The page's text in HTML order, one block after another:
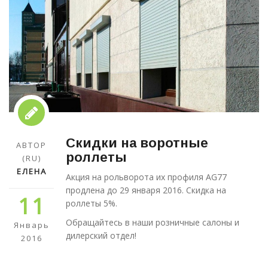
АВТОР
(RU)
ЕЛЕНА
11
Январь
2016
Скидки на воротные
роллеты
Акция на рольворота их профиля AG77
продлена до 29 января 2016. Скидка на
роллеты 5%.
Обращайтесь в наши розничные салоны и
дилерский отдел!